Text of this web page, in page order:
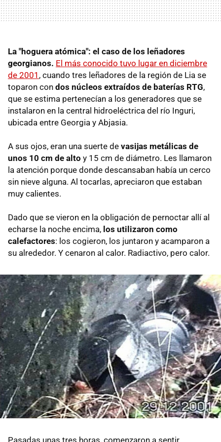
La "hoguera atómica": el caso de los leñadores
georgianos. El más conocido tuvo lugar en diciembre
de 2001 , cuando tres leñadores de la región de Lia se
toparon con dos núcleos extraídos de baterías RTG,
que se estima pertenecían a los generadores que se
instalaron en la central hidroeléctrica del río Inguri,
ubicada entre Georgia y Abjasia.
A sus ojos, eran una suerte de vasijas metálicas de
unos 10 cm de alto y 15 cm de diámetro. Les llamaron
la atención porque donde descansaban había un cerco
sin nieve alguna. Al tocarlas, apreciaron que estaban
muy calientes.
Dado que se vieron en la obligación de pernoctar allí al
echarse la noche encima, los utilizaron como
calefactores: los cogieron, los juntaron y acamparon a
su alrededor. Y cenaron al calor. Radiactivo, pero calor.